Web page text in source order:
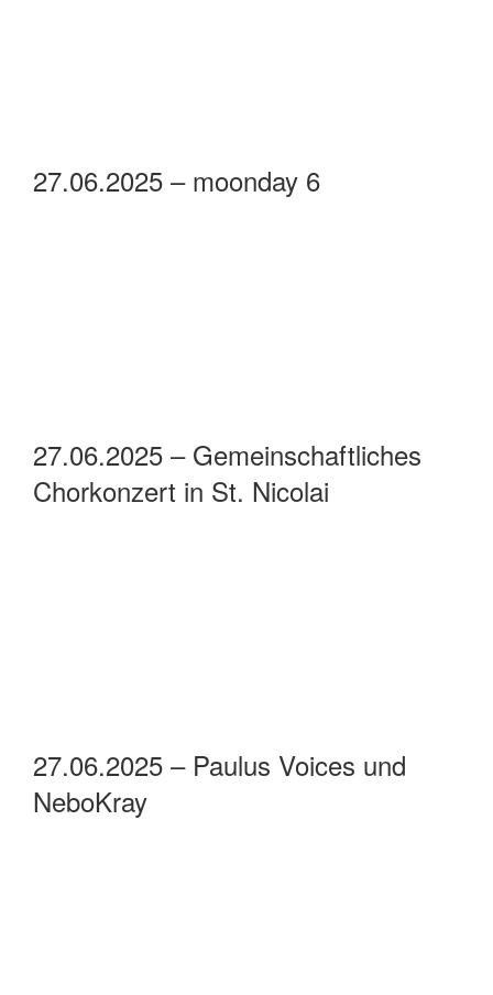
27.06.2025 – moonday 6
27.06.2025 – Gemeinschaftliches
Chorkonzert in St. Nicolai
27.06.2025 – Paulus Voices und
NeboKray